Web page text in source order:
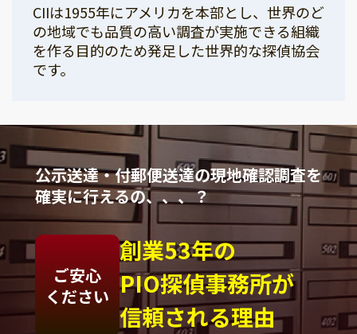
CIIは1955年にアメリカを本部とし、世界のど
の地域でも品質の高い調査が実施できる組織
を作る目的のため発足した世界的な探偵協会
です。
公示送達・付郵便送達の現地確認調査を
確実に行えるの、、、？
ご安心
ください
創業53年の
PIO探偵事務所が
信頼される理由